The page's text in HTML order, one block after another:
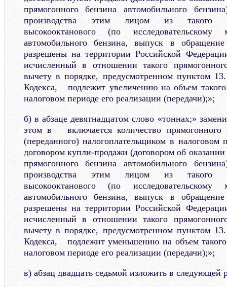
прямогонного бензина автомобильного
производства этим лицом из такого
высокооктанового (по
автомобильного бензина, выпуск в
разрешены на территории Российской
исчисленный в отношении такого
вычету в порядке, предусмотренном пунктом
Кодекса, подлежит увеличению на объем
налоговом периоде его реализации (передачи);»;
б) в абзаце девятнадцатом слово «тоннах;»
этом в включается количество прямогонного
(переданного) налогоплательщиком в налоговом
договором купли-продажи (договором об оказании
прямогонного бензина автомобильного
производства этим лицом из такого
высокооктанового (по
автомобильного бензина, выпуск в
разрешены на территории Российской
исчисленный в отношении такого
вычету в порядке, предусмотренном пунктом
Кодекса, подлежит уменьшению на объем
налоговом периоде его реализации (передачи);»;
в) абзац двадцать седьмой изложить в следующей